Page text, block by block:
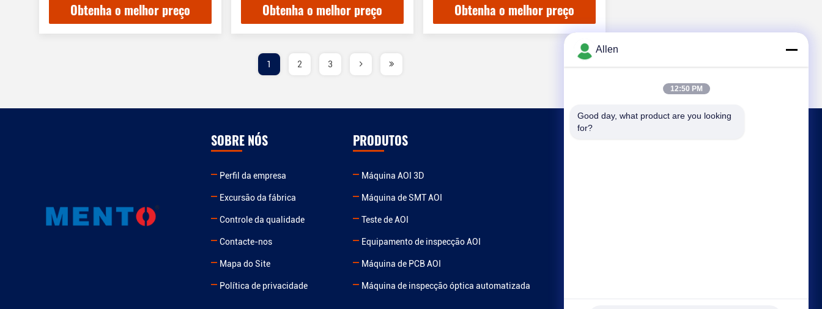
Obtenha o melhor preço Obtenha o melhor preço Obtenha o melhor preço
1 2 3
SOBRE NÓS
Perfil da empresa
Excursão da fábrica
Controle da qualidade
Contacte-nos
Mapa do Site
Política de privacidade
PRODUTOS
Máquina AOI 3D
Máquina de SMT AOI
Teste de AOI
Equipamento de inspecção AOI
Máquina de PCB AOI
Máquina de inspecção óptica automatizada
Allen
12:50 PM
Good day, what product are you looking
for?